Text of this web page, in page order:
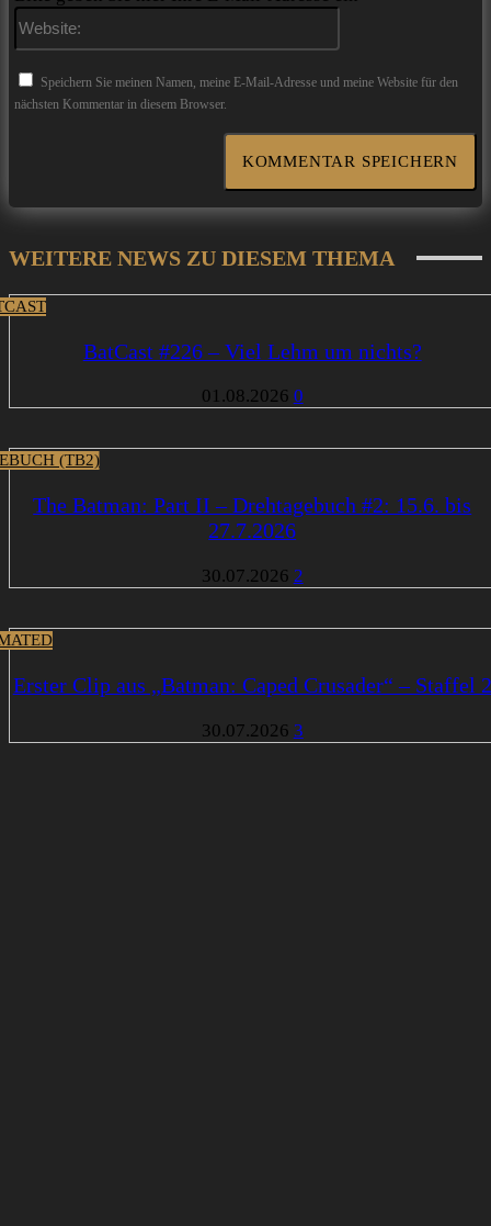
Website:
Speichern Sie meinen Namen, meine E-Mail-Adresse und meine Website für den
nächsten Kommentar in diesem Browser.
WEITERE NEWS ZU DIESEM THEMA
BatCast #226 – Viel Lehm um nichts?
01.08.2026 0
(TB2)
The Batman: Part II – Drehtagebuch #2: 15.6. bis
27.7.2026
30.07.2026 2
Erster Clip aus „Batman: Caped Crusader“ – Staffel 2
30.07.2026 3